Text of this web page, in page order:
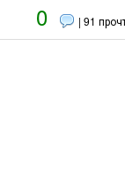
0 | 91